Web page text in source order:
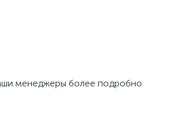
менеджеры более подробно